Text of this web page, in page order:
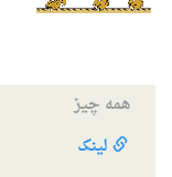
همه چیز
لینک